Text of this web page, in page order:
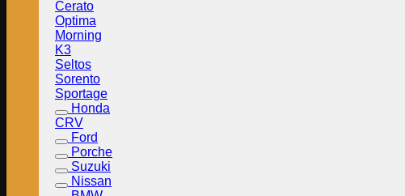
Cerato
Optima
Morning
K3
Seltos
Sorento
Sportage
Honda
CRV
Ford
Porche
Suzuki
Nissan